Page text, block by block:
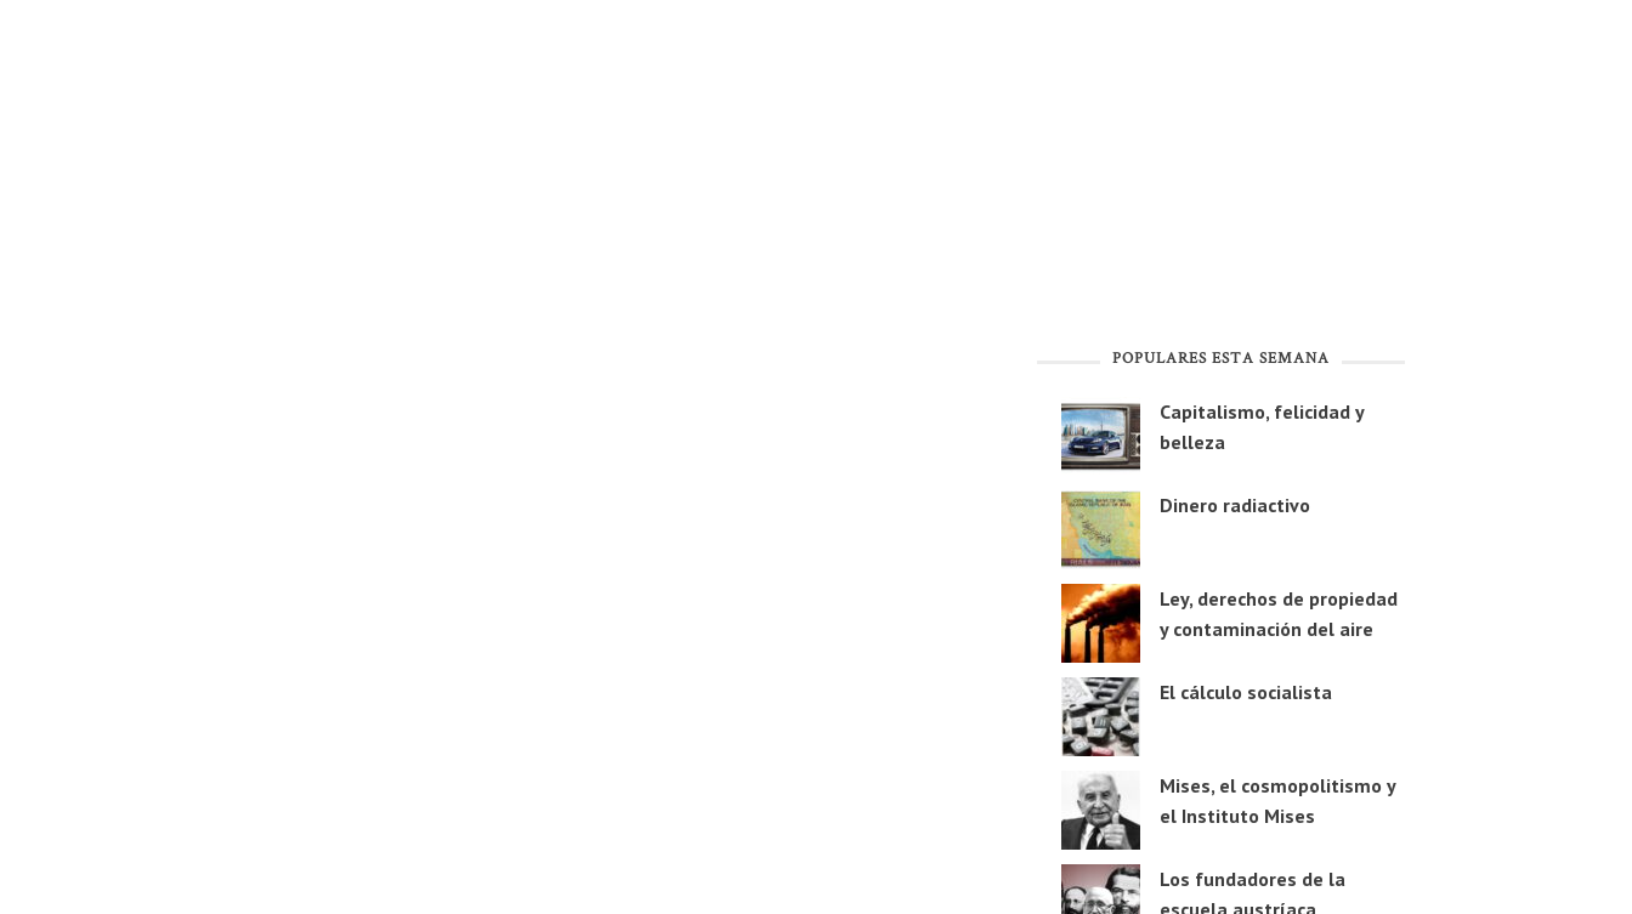
POPULARES ESTA SEMANA
Capitalismo, felicidad y
belleza
Dinero radiactivo
Ley, derechos de propiedad
y contaminación del aire
El cálculo socialista
Mises, el cosmopolitismo y
el Instituto Mises
Los fundadores de la